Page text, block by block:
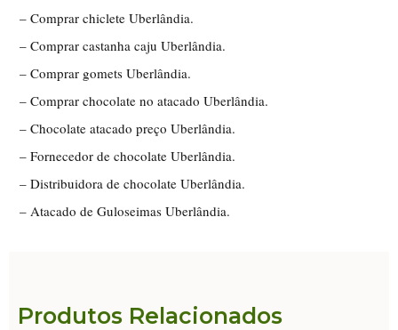
– Comprar chiclete Uberlândia.
– Comprar castanha caju Uberlândia.
– Comprar gomets Uberlândia.
– Comprar chocolate no atacado Uberlândia.
– Chocolate atacado preço Uberlândia.
– Fornecedor de chocolate Uberlândia.
– Distribuidora de chocolate Uberlândia.
– Atacado de Guloseimas Uberlândia.
Produtos Relacionados